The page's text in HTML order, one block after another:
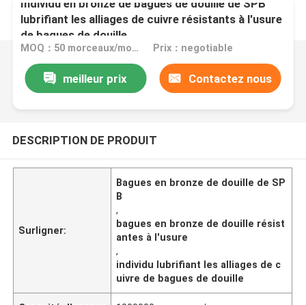
Individu en bronze de bagues de douille de SPB
lubrifiant les alliages de cuivre résistants à l'usure
de bagues de douille
MOQ：50 morceaux/morceaux Prix：negotiable
meilleur prix Contactez nous
DESCRIPTION DE PRODUIT
Surligner:
Bagues en bronze de douille de SP
B
,
bagues en bronze de douille résist
antes à l'usure
,
individu lubrifiant les alliages de c
uivre de bagues de douille